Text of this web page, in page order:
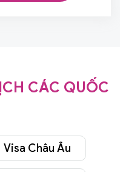
CÁC QUỐC
Visa Châu Âu